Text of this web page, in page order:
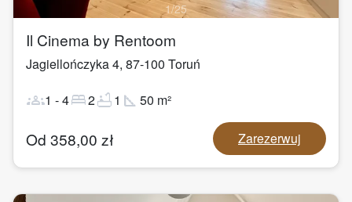
1/25
Il Cinema by Rentoom
Jagiellończyka 4, 87-100 Toruń
groups1 -4bed2bathtub1 square_foot 50 m²
Od 358,00 zł Zarezerwuj